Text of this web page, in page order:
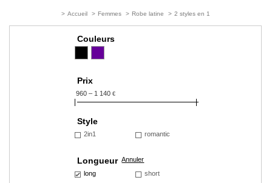
> Accueil > Femmes > Robe latine > 2 styles en 1
Couleurs
Prix
960 – 1 140€
Style
2in1 romantic
Annuler
Longueur
long short